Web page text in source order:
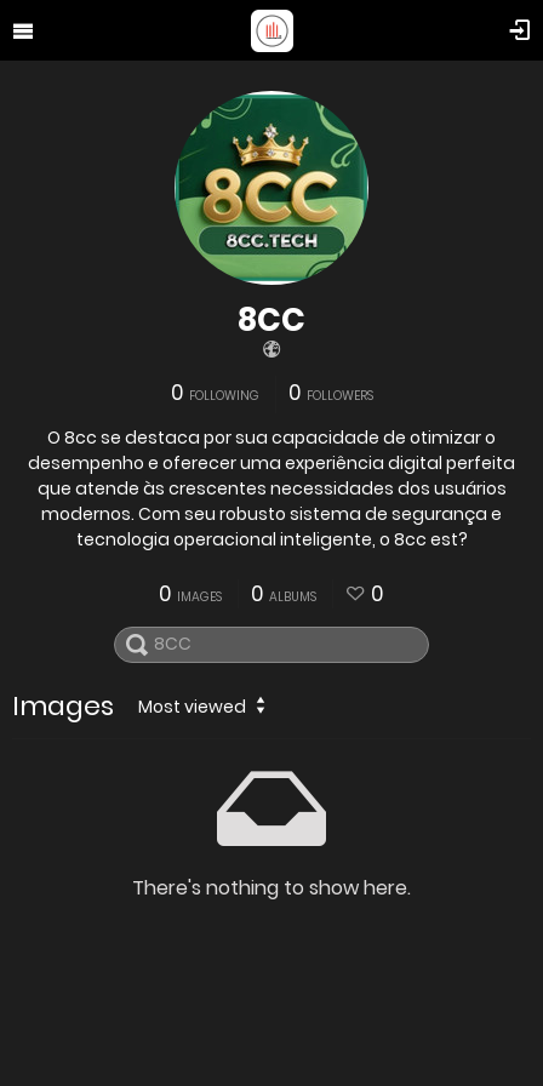
8CC
0 FOLLOWING 0 FOLLOWERS
O 8cc se destaca por sua capacidade de otimizar o
desempenho e oferecer uma experiência digital perfeita
que atende às crescentes necessidades dos usuários
modernos. Com seu robusto sistema de segurança e
tecnologia operacional inteligente, o 8cc est?
0 IMAGES 0 ALBUMS 0
Images Most viewed
There's nothing to show here.